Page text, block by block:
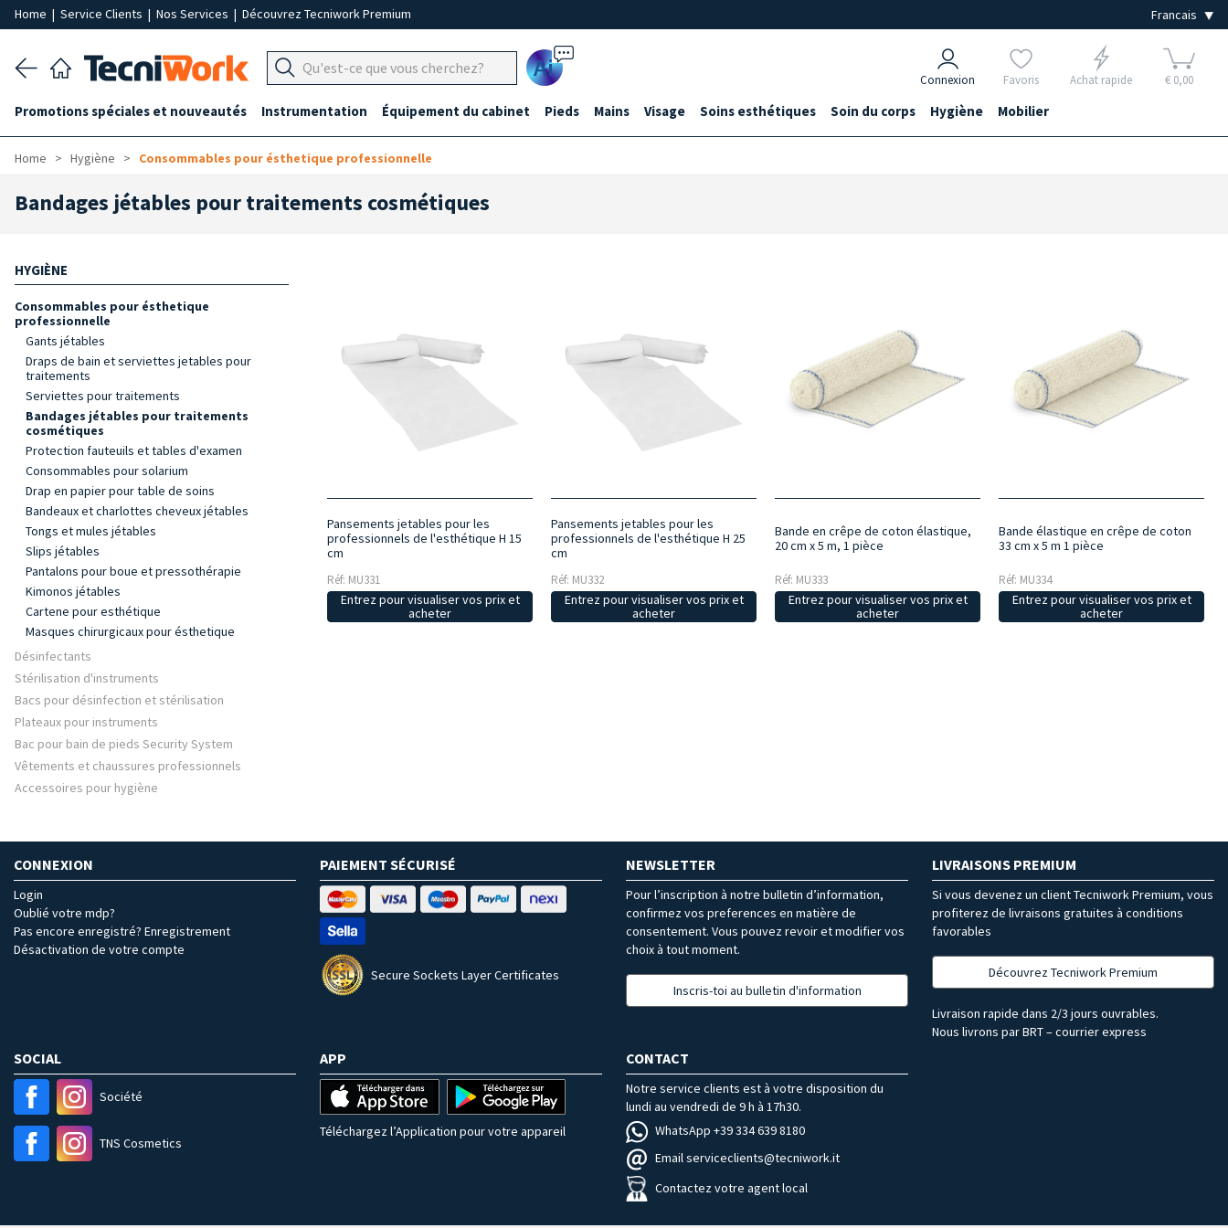
Home | Service Clients | Nos Services | Découvrez Tecniwork Premium
Ai Connexion Favoris Achat rapide € 0,00
Promotions spéciales et nouveautés Instrumentation Équipement du cabinet Pieds Mains Visage Soins esthétiques Soin du corps Hygiène Mobilier
Home Hygiène Consommables pour ésthetique professionnelle
Bandages jétables pour traitements cosmétiques
HYGIÈNE
Consommables pour ésthetique
professionnelle
Gants jétables
Draps de bain et serviettes jetables pour
traitements
Serviettes pour traitements
Bandages jétables pour traitements
cosmétiques
Protection fauteuils et tables d'examen
Consommables pour solarium
Drap en papier pour table de soins
Bandeaux et charlottes cheveux jétables
Tongs et mules jétables
Slips jétables
Pantalons pour boue et pressothérapie
Kimonos jétables
Cartene pour esthétique
Masques chirurgicaux pour ésthetique
Désinfectants
Stérilisation d'instruments
Bacs pour désinfection et stérilisation
Plateaux pour instruments
Bac pour bain de pieds Security System
Vêtements et chaussures professionnels
Accessoires pour hygiène
Pansements jetables pour les
professionnels de l'esthétique H 15
cm
Réf: MU331
Entrez pour visualiser vos prix et
acheter
Pansements jetables pour les
professionnels de l'esthétique H 25
cm
Réf: MU332
Entrez pour visualiser vos prix et
acheter
Bande en crêpe de coton élastique,
20 cm x 5 m, 1 pièce
Réf: MU333
Entrez pour visualiser vos prix et
acheter
Bande élastique en crêpe de coton
33 cm x 5 m 1 pièce
Réf: MU334
Entrez pour visualiser vos prix et
acheter
CONNEXION
Login
Oublié votre mdp?
Pas encore enregistré? Enregistrement
Désactivation de votre compte
PAIEMENT SÉCURISÉ
Secure Sockets Layer Certificates
NEWSLETTER
Pour l’inscription à notre bulletin d’information,
confirmez vos preferences en matière de
consentement. Vous pouvez revoir et modifier vos
choix à tout moment.
Inscris-toi au bulletin d'information
LIVRAISONS PREMIUM
Si vous devenez un client Tecniwork Premium, vous
profiterez de livraisons gratuites à conditions
favorables
Découvrez Tecniwork Premium
Livraison rapide dans 2/3 jours ouvrables.
Nous livrons par BRT – courrier express
SOCIAL
Société
TNS Cosmetics
APP
Téléchargez l’Application pour votre appareil
CONTACT
Notre service clients est à votre disposition du
lundi au vendredi de 9 h à 17h30.
WhatsApp +39 334 639 8180
Email serviceclients@tecniwork.it
Contactez votre agent local